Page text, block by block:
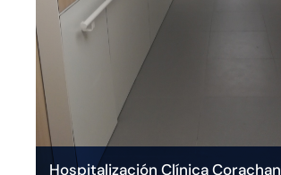
Hospitalización Clínica Corachan